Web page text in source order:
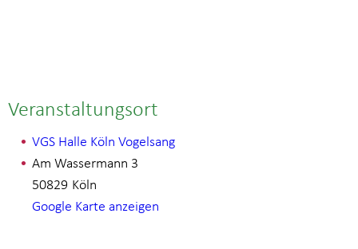
Veranstaltungsort
VGS Halle Köln Vogelsang
Am Wassermann 3
Köln
50829
Google Karte anzeigen